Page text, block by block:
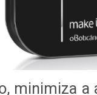
minimiza